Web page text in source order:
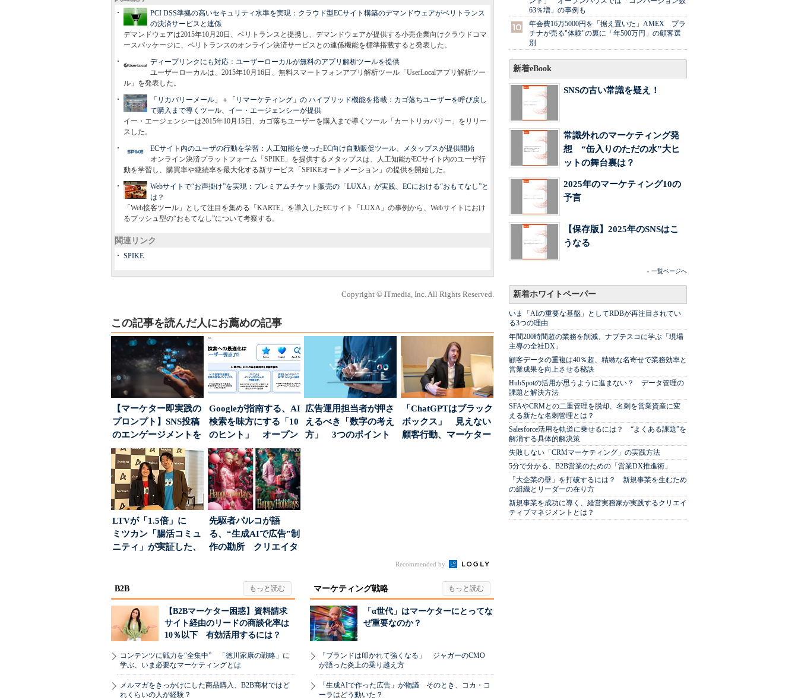
PCI DSS準拠の高いセキュリティ水準を実現：クラウド型ECサイト構築のデマンドウェアがベリトランス
の決済サービスと連係
デマンドウェアは2015年10月20日、ベリトランスと提携し、デマンドウェアが提供する小売企業向けクラウドコマ
ースパッケージに、ベリトランスのオンライン決済サービスとの連係機能を標準搭載すると発表した。
ディープリンクにも対応：ユーザーローカルが無料のアプリ解析ツールを提供
ユーザーローカルは、2015年10月16日、無料スマートフォンアプリ解析ツール「UserLocalアプリ解析ツー
ル」を発表した。
「リカバリーメール」＋「リマーケティング」の ハイブリッド機能を搭載：カゴ落ちユーザーを呼び戻し
て購入まで導くツール、イー・エージェンシーが提供
イー・エージェンシーは2015年10月15日、カゴ落ちユーザーを購入まで導くツール「カートリカバリー」をリリー
スした。
ECサイト内のユーザの行動を学習：人工知能を使ったEC向け自動販促ツール、メタップスが提供開始
オンライン決済プラットフォーム「SPIKE」を提供するメタップスは、人工知能がECサイト内のユーザ行
動を学習し、購買率や継続率を最大化する新サービス「SPIKEオートメーション」の提供を開始した。
Webサイトで“お声掛け”を実現：プレミアムチケット販売の「LUXA」が実践、ECにおける“おもてなし”と
は？
「Web接客ツール」として注目を集める「KARTE」を導入したECサイト「LUXA」の事例から、Webサイトにおけ
るプッシュ型の“おもてなし”について考察する。
関連リンク
SPIKE
Copyright © ITmedia, Inc. All Rights Reserved.
この記事を読んだ人にお薦めの記事
【マーケター即実践の
プロンプト】SNS投稿
のエンゲージメントを
高めるAI活用、ポ...
Googleが指南する、AI
検索を味方にする「10
のヒント」 オープン
ハウスでは...
広告運用担当者が押さ
えるべき「数字の考え
方」 3つのポイント
「ChatGPTはブラック
ボックス」 見えない
顧客行動、マーケター
LTVが「1.5倍」に
ミツカン「腸活コミュ
ニティ」が実証した、
先駆者パルコが語
る、“生成AIで広告”制
作の勘所 クリエイタ
Recommended by
B2B
【B2Bマーケター困惑】資料請求
サイト経由のリードの商談化率は
10％以下 有効活用するには？
コンテンツに戦力を“全集中” 「徳川家康の戦略」に
学ぶ、いま必要なマーケティングとは
メルマガをきっかけにした商品購入、B2B商材ではど
れくらいの人が経験？
マーケティング戦略
「α世代」はマーケターにとってな
ぜ重要なのか？
「ブランドは叩かれて強くなる」 ジャガーのCMO
が語った炎上の乗り越え方
「生成AIで作った広告」が物議 そのとき、コカ・コ
ーラはどう動いた？
63％増」の事例も
年会費16万5000円を「据え置いた」AMEX プラ
チナが売る"体験"の裏に「年500万円」の顧客選
別
新着eBook
SNSの古い常識を疑え！
常識外れのマーケティング発
想 “缶入りのただの水”大ヒ
ットの舞台裏は？
2025年のマーケティング10の
予言
【保存版】2025年のSNSはこ
うなる
» 一覧ページへ
新着ホワイトペーパー
いま「AIの重要な基盤」としてRDBが再注目されてい
る3つの理由
年間200時間超の業務を削減、ナブテスコに学ぶ「現場
主導の全社DX」
顧客データの重複は40％超、精緻な名寄せで業務効率と
営業成果を向上させる秘訣
HubSpotの活用が思うように進まない？ データ管理の
課題と解決方法
SFAやCRMとの二重管理を脱却、名刺を営業資産に変
える新たな名刺管理とは？
Salesforce活用を軌道に乗せるには？ “よくある課題”を
解消する具体的解決策
失敗しない「CRMマーケティング」の実践方法
5分で分かる、B2B営業のための「営業DX推進術」
「大企業の壁」を打破するには？ 新規事業を生むため
の組織とリーダーの在り方
新規事業を成功に導く、経営実務家が実践するクリエイ
ティブマネジメントとは？